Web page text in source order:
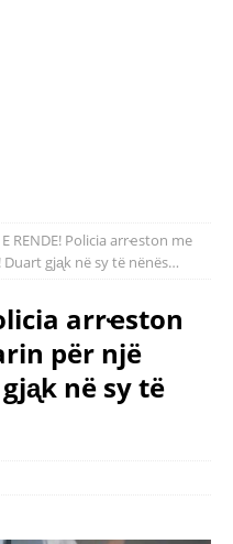
E RENDE! Policia arrҽston me
gjᶏk në sy të nënës…
arrҽston
për një
në sy të